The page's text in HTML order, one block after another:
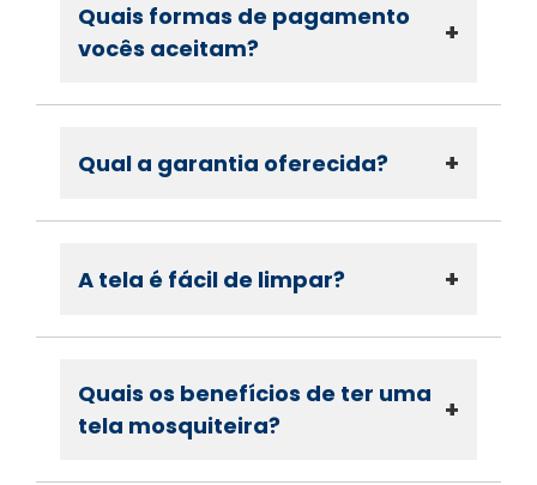
Quais formas de pagamento
vocês aceitam?
+
Qual a garantia oferecida? +
A tela é fácil de limpar? +
Quais os benefícios de ter uma
tela mosquiteira?
+